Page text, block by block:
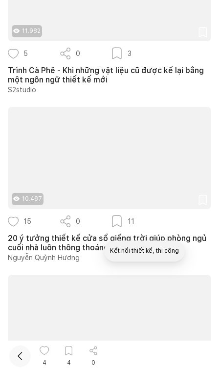
11.982
5 0 3
Trình Cà Phê - Khi những vật liệu cũ được kể lại bằng
một ngôn ngữ thiết kế mới
S2studio
10.487
15 0 11
20 ý tưởng thiết kế cửa sổ giếng trời giúp phòng ngủ
cuối nhà luôn thông thoáng
Nguyễn Quỳnh Hương
4 4 0
Kết nối thiết kế, thi công